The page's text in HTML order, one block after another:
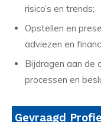
risico’s en trends;
Opstellen en
adviezen en
Bijdragen aan de
processen en
Gevraagd